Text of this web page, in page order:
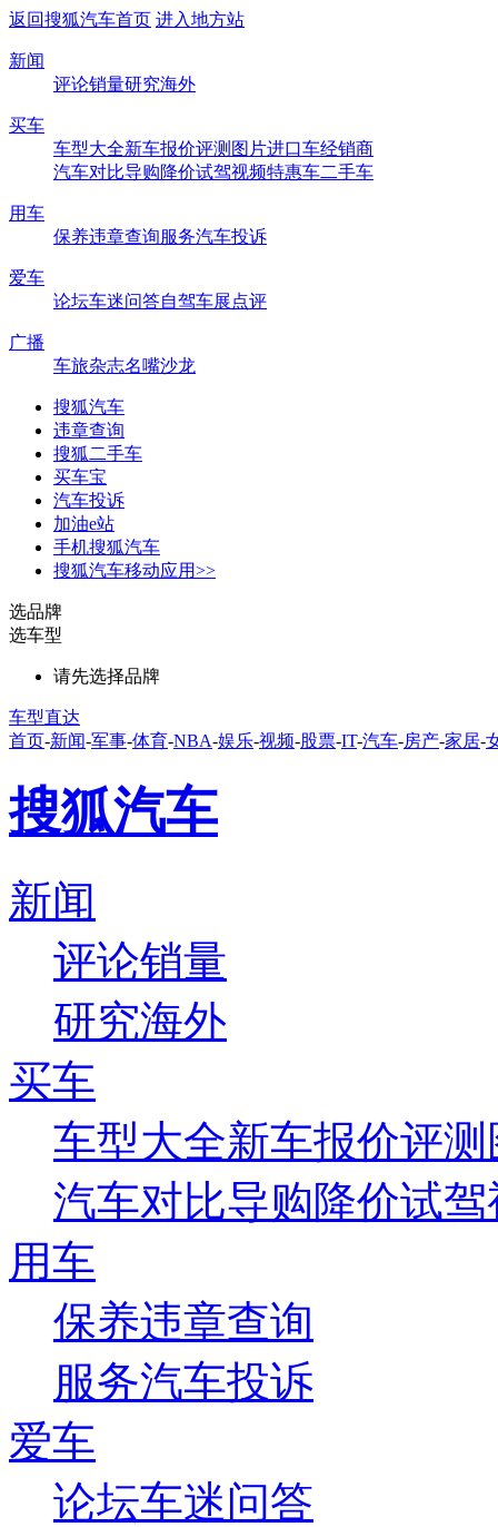
返回搜狐汽车首页 进入地方站
新闻
评论销量研究海外
买车
车型大全新车报价评测 图片进口车经销商
汽车对比导购降价试驾视频特惠车二手车
用车
保养违章查询服务汽车投诉
爱车
论坛车迷问答自驾车展点评
广播
车旅杂志名嘴沙龙
搜狐汽车
违章查询
搜狐二手车
买车宝
汽车投诉
加油e站
手机搜狐汽车
搜狐汽车移动应用>>
选品牌
选车型
请先选择品牌
车型直达
首页-新闻-军事-体育-NBA-娱乐-视频-股票-IT-汽车-房产-家居-
搜狐汽车
新闻
评论销量
研究海外
买车
车型大全新车报价评测
汽车对比导购降价试驾
用车
保养违章查询
服务汽车投诉
爱车
论坛车迷问答